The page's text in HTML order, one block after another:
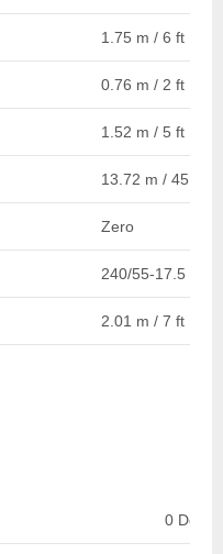
1.75 m / 6 ft
0.76 m / 2 ft
1.52 m / 5 ft
13.72 m / 45 ft
Zero
240/55-17.5
2.01 m / 7 ft
0